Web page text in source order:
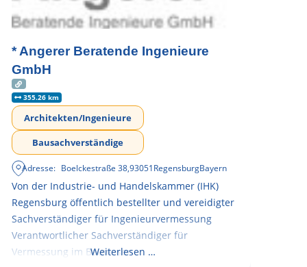
* Angerer Beratende Ingenieure
GmbH
355.26 km
Architekten/Ingenieure
Bausachverständige
Adresse: Boelckestraße 38,93051RegensburgBayern
Von der Industrie- und Handelskammer (IHK)
Regensburg öffentlich bestellter und vereidigter
Sachverständiger für Ingenieurvermessung
Verantwortlicher Sachverständiger für
Vermessung im Bauwesen
Weiterlesen …